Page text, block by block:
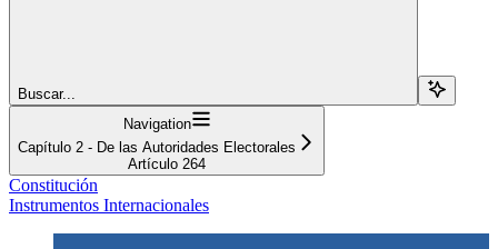
Buscar...
Navigation
Capítulo 2 - De las Autoridades Electorales
Artículo 264
Constitución
Instrumentos Internacionales